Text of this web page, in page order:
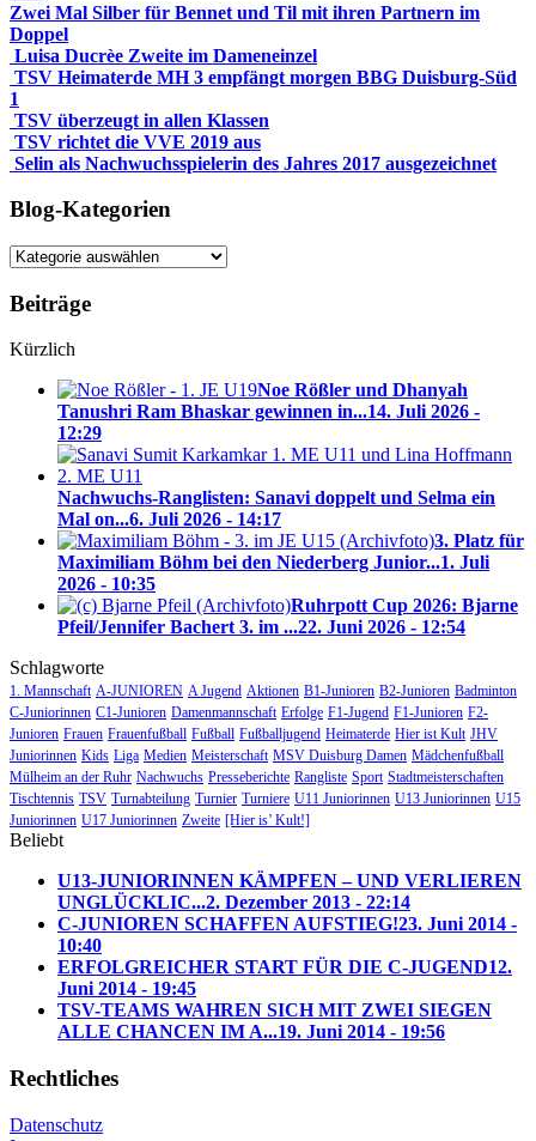
Zwei Mal Silber für Bennet und Til mit ihren Partnern im
Doppel
Luisa Ducrèe Zweite im Dameneinzel
TSV Heimaterde MH 3 empfängt morgen BBG Duisburg-Süd
1
TSV überzeugt in allen Klassen
TSV richtet die VVE 2019 aus
Selin als Nachwuchsspielerin des Jahres 2017 ausgezeichnet
Blog-Kategorien
Blog-
Beiträge
Kürzlich
Noe Rößler und Dhanyah
Tanushri Ram Bhaskar gewinnen in...14. Juli 2026 -
12:29
Nachwuchs-Ranglisten: Sanavi doppelt und Selma ein
Mal on...6. Juli 2026 - 14:17
3. Platz für
Maximiliam Böhm bei den Niederberg Junior...1. Juli
2026 - 10:35
Ruhrpott Cup 2026: Bjarne
Pfeil/Jennifer Bachert 3. im ...22. Juni 2026 - 12:54
Schlagworte
1. Mannschaft A-JUNIOREN A Jugend Aktionen B1-Junioren B2-Junioren Badminton
C-Juniorinnen C1-Junioren Damenmannschaft Erfolge F1-Jugend F1-Junioren F2-
Junioren Frauen Frauenfußball Fußball Fußballjugend Heimaterde Hier ist Kult JHV
Juniorinnen Kids Liga Medien Meisterschaft MSV Duisburg Damen Mädchenfußball
Mülheim an der Ruhr Nachwuchs Presseberichte Rangliste Sport Stadtmeisterschaften
Tischtennis TSV Turnabteilung Turnier Turniere U11 Juniorinnen U13 Juniorinnen U15
Juniorinnen U17 Juniorinnen Zweite [Hier is’ Kult!]
Beliebt
U13-JUNIORINNEN KÄMPFEN – UND VERLIEREN
UNGLÜCKLIC...2. Dezember 2013 - 22:14
C-JUNIOREN SCHAFFEN AUFSTIEG!23. Juni 2014 -
10:40
ERFOLGREICHER START FÜR DIE C-JUGEND12.
Juni 2014 - 19:45
TSV-TEAMS WAHREN SICH MIT ZWEI SIEGEN
ALLE CHANCEN IM A...19. Juni 2014 - 19:56
Rechtliches
Datenschutz